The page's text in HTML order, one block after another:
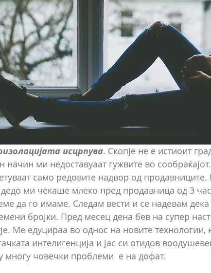
исцрпува. Скопје не е истиоит
начин ми недоставуаат гужвите во
само редовите надвор од продавниците.
дедо ми чекаше млеко пред продавница од 3
да го имаме. Следам вести и се надевам
бројки. Пред месец дена бев на супер
Ме едуцираа во однос на новите
интелигенција и јас си отидов
многу човечки проблеми  е на дофат.